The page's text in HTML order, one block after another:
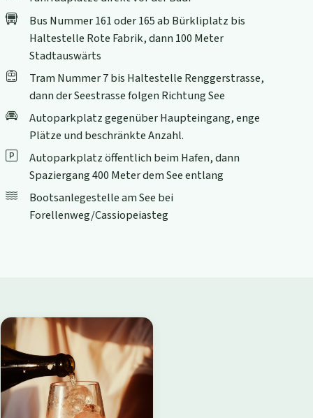
Bus Nummer 161 oder 165 ab Bürkliplatz bis
Haltestelle Rote Fabrik, dann 100 Meter
Stadtauswärts
Tram Nummer 7 bis Haltestelle Renggerstrasse,
dann der Seestrasse folgen Richtung See
Autoparkplatz gegenüber Haupteingang, enge
Plätze und beschränkte Anzahl.
Autoparkplatz öffentlich beim Hafen, dann
Spaziergang 400 Meter dem See entlang
Bootsanlegestelle am See bei
Forellenweg/Cassiopeiasteg